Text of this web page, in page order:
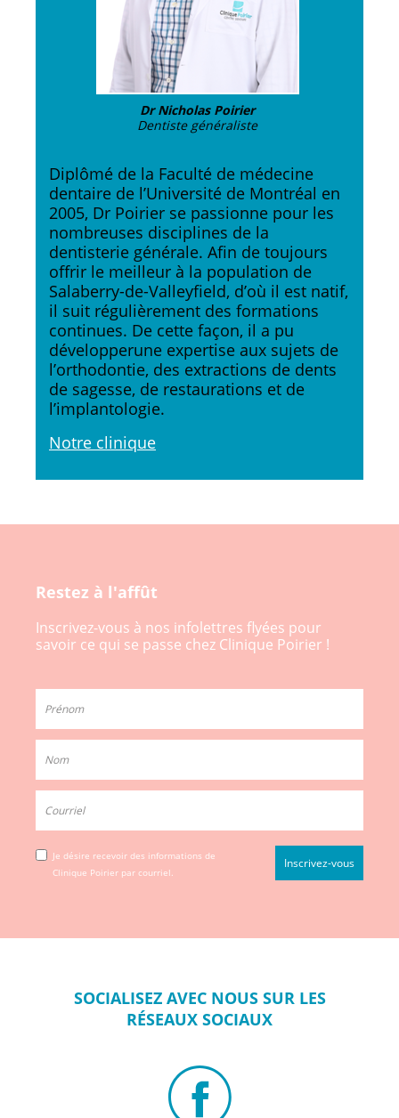
Dr Nicholas Poirier
Dentiste généraliste
Diplômé de la Faculté de médecine
dentaire de l’Université de Montréal en
2005, Dr Poirier se passionne pour les
nombreuses disciplines de la
dentisterie générale. Afin de toujours
offrir le meilleur à la population de
Salaberry-de-Valleyfield, d’où il est natif,
il suit régulièrement des formations
continues. De cette façon, il a pu
développerune expertise aux sujets de
l’orthodontie, des extractions de dents
de sagesse, de restaurations et de
l’implantologie.
Notre clinique
Restez à l'affût
Inscrivez-vous à nos infolettres flyées pour
savoir ce qui se passe chez Clinique Poirier !
Je désire recevoir des informations de
Clinique Poirier par courriel.
SOCIALISEZ AVEC NOUS SUR LES
RÉSEAUX SOCIAUX